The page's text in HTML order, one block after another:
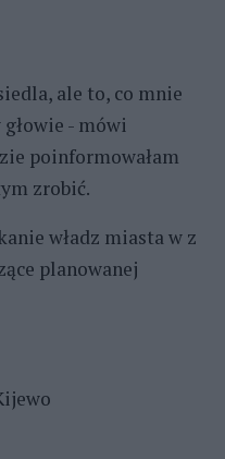
ale to, co mnie
- mówi
poinformowałam
zrobić.
władz miasta w z
planowanej